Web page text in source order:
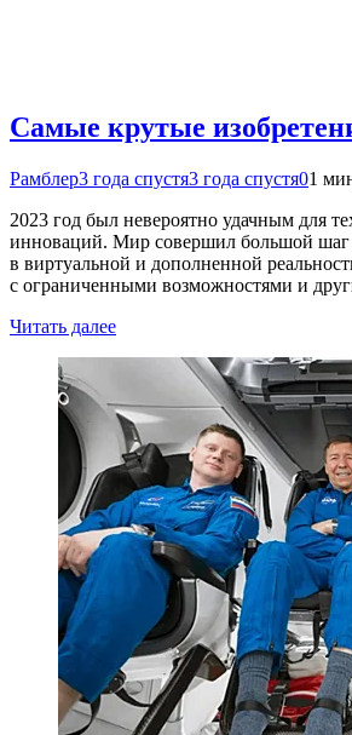
Самые крутые
Рамблер3 года спустя3 года спустя01
2023 год был невероятно удачным для
инноваций. Мир совершил большой шаг
в виртуальной и дополненной
с ограниченными возможностями и
Читать далее